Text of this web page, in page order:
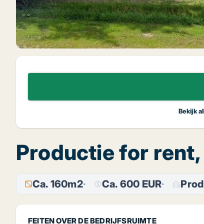
Bekijk
Productie for
Ca. 160m2 Ca. 600 EUR
FEITEN OVER DE BEDRIJFSRUIMTE